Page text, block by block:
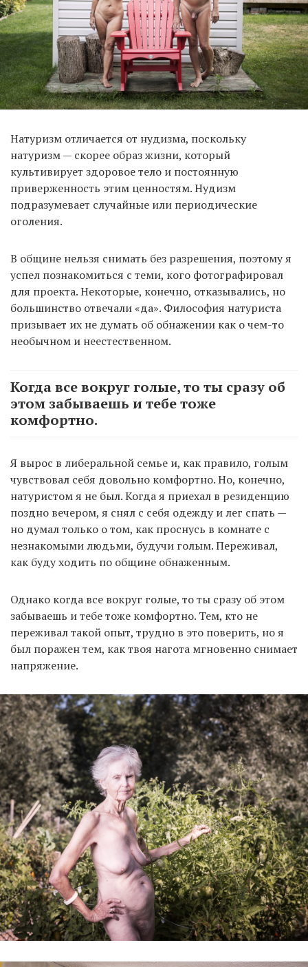
Натуризм отличается от нудизма, поскольку
натуризм — скорее образ жизни, который
культивирует здоровое тело и постоянную
приверженность этим ценностям. Нудизм
подразумевает случайные или периодические
оголения.
В общине нельзя снимать без разрешения, поэтому я
успел познакомиться с теми, кого фотографировал
для проекта. Некоторые, конечно, отказывались, но
большинство отвечали «да». Философия натуриста
призывает их не думать об обнажении как о чем-то
необычном и неестественном.
Когда все вокруг голые, то ты сразу об
этом забываешь и тебе тоже
комфортно.
Я вырос в либеральной семье и, как правило, голым
чувствовал себя довольно комфортно. Но, конечно,
натуристом я не был. Когда я приехал в резиденцию
поздно вечером, я снял с себя одежду и лег спать —
но думал только о том, как проснусь в комнате с
незнакомыми людьми, будучи голым. Переживал,
как буду ходить по общине обнаженным.
Однако когда все вокруг голые, то ты сразу об этом
забываешь и тебе тоже комфортно. Тем, кто не
переживал такой опыт, трудно в это поверить, но я
был поражен тем, как твоя нагота мгновенно снимает
напряжение.